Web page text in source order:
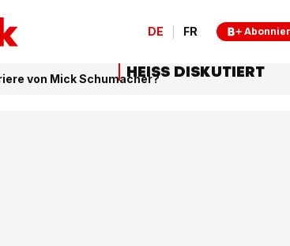
DE FR
von Mick Schumacher?HEISS DISKUTIERT